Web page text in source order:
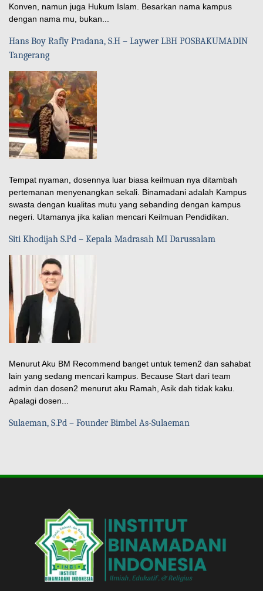
Konven, namun juga Hukum Islam. Besarkan nama kampus
dengan nama mu, bukan...
Hans Boy Rafly Pradana, S.H – Laywer LBH POSBAKUMADIN
Tangerang
Tempat nyaman, dosennya luar biasa keilmuan nya ditambah
pertemanan menyenangkan sekali. Binamadani adalah Kampus
swasta dengan kualitas mutu yang sebanding dengan kampus
negeri. Utamanya jika kalian mencari Keilmuan Pendidikan.
Siti Khodijah S.Pd – Kepala Madrasah MI Darussalam
Menurut Aku BM Recommend banget untuk temen2 dan sahabat
lain yang sedang mencari kampus. Because Start dari team
admin dan dosen2 menurut aku Ramah, Asik dah tidak kaku.
Apalagi dosen...
Sulaeman, S.Pd – Founder Bimbel As-Sulaeman